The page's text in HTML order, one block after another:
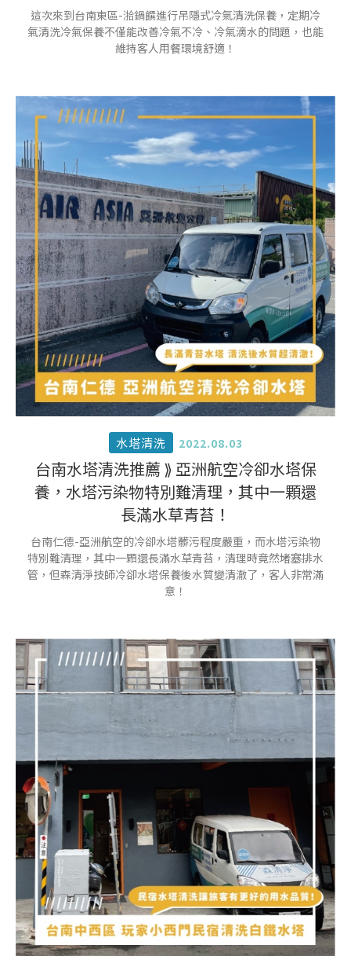
這次來到台南東區-湁鍋饌進行吊隱式冷氣清洗保養，定期冷
氣清洗冷氣保養不僅能改善冷氣不冷、冷氣滴水的問題，也能
維持客人用餐環境舒適！
水塔清洗 2022.08.03
台南水塔清洗推薦 ⟫ 亞洲航空冷卻水塔保
養，水塔污染物特別難清理，其中一顆還
長滿水草青苔！
台南仁德-亞洲航空的冷卻水塔髒污程度嚴重，而水塔污染物
特別難清理，其中一顆還長滿水草青苔，清理時竟然堵塞排水
管，但森清淨技師冷卻水塔保養後水質變清澈了，客人非常滿
意！